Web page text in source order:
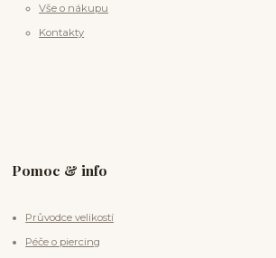
Vše o nákupu
Kontakty
Pomoc & info
Průvodce velikostí
Péče o piercing